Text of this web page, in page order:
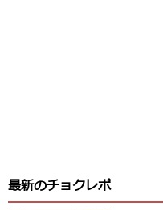
最新のチョクレポ